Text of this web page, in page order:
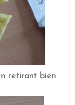
retirant bien